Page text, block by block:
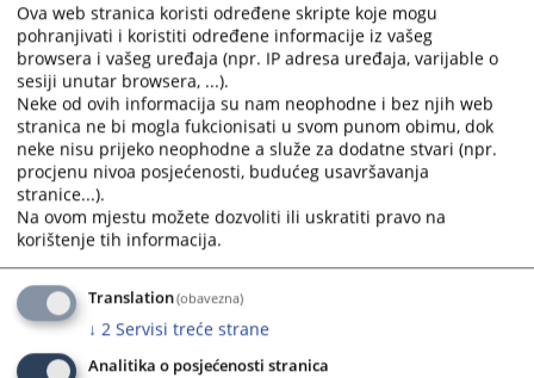
Trenutno nema vijesti
Ova web stranica koristi određene skripte koje mogu
pohranjivati i koristiti određene informacije iz vašeg
browsera i vašeg uređaja (npr. IP adresa uređaja, varijable o
sesiji unutar browsera, ...).
Neke od ovih informacija su nam neophodne i bez njih web
stranica ne bi mogla fukcionisati u svom punom obimu, dok
neke nisu prijeko neophodne a služe za dodatne stvari (npr.
procjenu nivoa posjećenosti, budućeg usavršavanja
stranice...).
Na ovom mjestu možete dozvoliti ili uskratiti pravo na
korištenje tih informacija.
Translation(obavezna)
↓ 2 Servisi treće strane
Analitika o posjećenosti stranica